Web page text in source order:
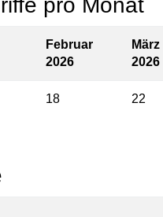
pro Monat
Februar
2026
März
2026
18 22